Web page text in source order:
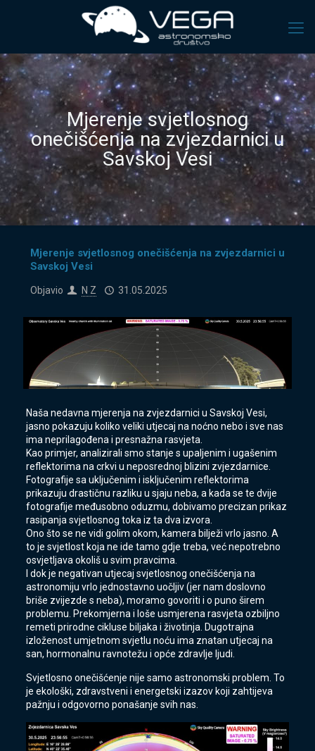
Mjerenje svjetlosnog
onečišćenja na zvjezdarnici u
Savskoj Vesi
Mjerenje svjetlosnog onečišćenja na zvjezdarnici u
Savskoj Vesi
Objavio N Z 31.05.2025
Naša nedavna mjerenja na zvjezdarnici u Savskoj Vesi,
jasno pokazuju koliko veliki utjecaj na noćno nebo i sve nas
ima neprilagođena i presnažna rasvjeta.
Kao primjer, analizirali smo stanje s upaljenim i ugašenim
reflektorima na crkvi u neposrednoj blizini zvjezdarnice.
Fotografije sa uključenim i isključenim reflektorima
prikazuju drastičnu razliku u sjaju neba, a kada se te dvije
fotografije međusobno oduzmu, dobivamo precizan prikaz
rasipanja svjetlosnog toka iz ta dva izvora.
Ono što se ne vidi golim okom, kamera bilježi vrlo jasno. A
to je svjetlost koja ne ide tamo gdje treba, već nepotrebno
osvjetljava okoliš u svim pravcima.
I dok je negativan utjecaj svjetlosnog onečišćenja na
astronomiju vrlo jednostavno uočljiv (jer nam doslovno
briše zvijezde s neba), moramo govoriti i o puno širem
problemu. Prekomjerna i loše usmjerena rasvjeta ozbiljno
remeti prirodne cikluse biljaka i životinja. Dugotrajna
izloženost umjetnom svjetlu noću ima znatan utjecaj na
san, hormonalnu ravnotežu i opće zdravlje ljudi.
Svjetlosno onečišćenje nije samo astronomski problem. To
je ekološki, zdravstveni i energetski izazov koji zahtijeva
pažnju i odgovorno ponašanje svih nas.